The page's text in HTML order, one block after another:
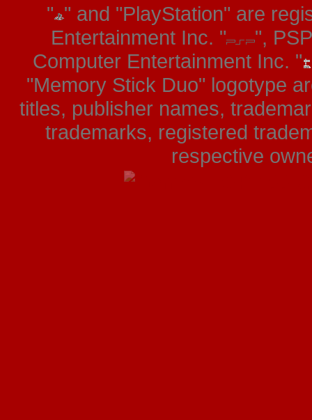
" " and "PlayStation" are
Entertainment Inc. "
",
Computer Entertainment Inc. "
"Memory Stick Duo" logotype
titles, publisher names,
trademarks, registered
respective